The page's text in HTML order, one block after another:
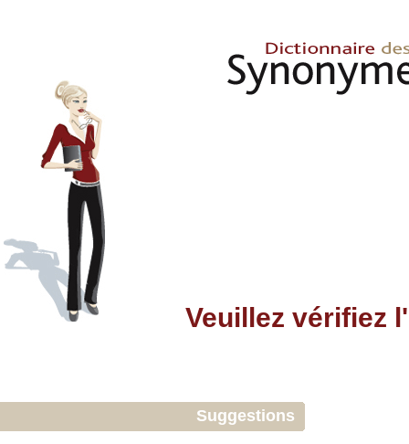
Veuillez vérifiez
Suggestions